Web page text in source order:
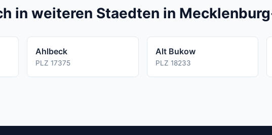
in weiteren Staedten in
Ahlbeck
PLZ 17375
Alt Bukow
PLZ 18233